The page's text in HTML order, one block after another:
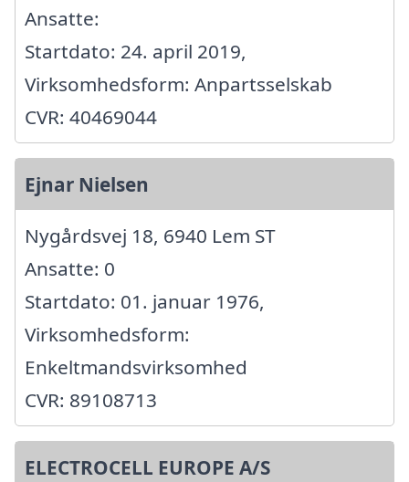
Ansatte:
Startdato: 24. april 2019,
Virksomhedsform: Anpartsselskab
CVR: 40469044
Ejnar Nielsen
Nygårdsvej 18, 6940 Lem ST
Ansatte: 0
Startdato: 01. januar 1976,
Virksomhedsform:
Enkeltmandsvirksomhed
CVR: 89108713
ELECTROCELL EUROPE A/S